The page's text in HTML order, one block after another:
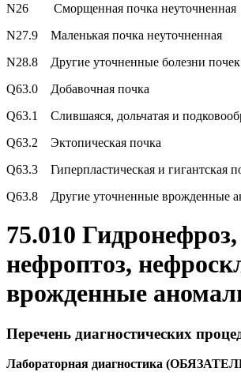
N26 Сморщенная почка неуточненная
N27.9 Маленькая почка неуточненная
N28.8 Другие уточненные болезни
Q63.0 Добавочная почка
Q63.1 Слившаяся, дольчатая и
Q63.2 Эктопическая почка
Q63.3 Гиперпластическая и гигантская
Q63.8 Другие уточненные врожденные
75.010 Гидронефроз,
нефроптоз,
врожденные
Перечень диагностических
Лабораторная диагностика